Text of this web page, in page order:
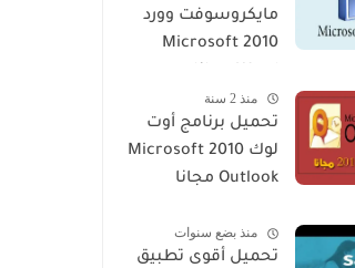
مايكروسوفت وورد
2010 Microsoft
للكمبيوتر
منذ 2 سنة
تحميل برنامج أوت
لوك 2010 Microsoft
Outlook مجانا
منذ بضع سنوات
تحميل أقوى تطبيق